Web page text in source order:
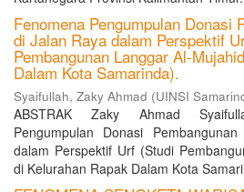
Fenomena Pengumpulan Donasi
di Jalan Raya dalam Perspektif
Pembangunan Langgar Al-
Dalam Kota Samarinda).
Syaifullah, Zaky Ahmad (UINSI
ABSTRAK Zaky Ahmad
Pengumpulan Donasi
dalam Perspektif Urf (Studi
di Kelurahan Rapak Dalam Kota